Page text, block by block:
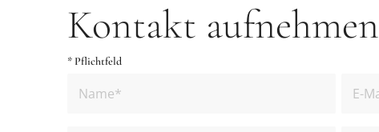
Kontakt aufnehmen
* Pflichtfeld